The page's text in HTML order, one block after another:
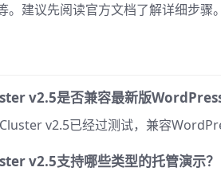
。建议先阅读官方文档了解详细步骤。
v2.5是否兼容最新版WordPress
v2.5已经过测试，兼容
v2.5支持哪些类型的托管演示？